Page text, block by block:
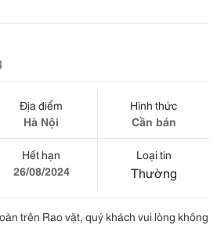
Địa điểm
Hà Nội
Hình thức
Cần bán
Hết hạn
26/08/2024
Loại tin
Thường
trên Rao vặt, quý khách vui lòng không